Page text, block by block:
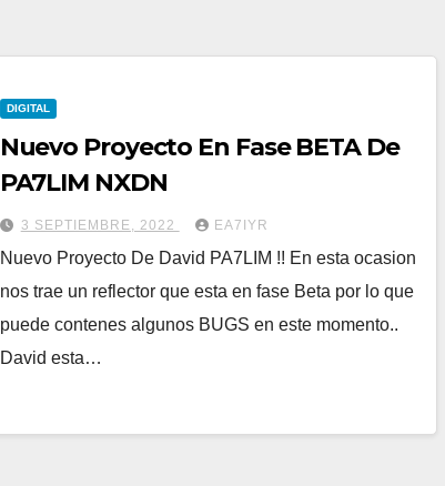
DIGITAL
Nuevo Proyecto En Fase BETA De
PA7LIM NXDN
3 SEPTIEMBRE, 2022 EA7IYR
Nuevo Proyecto De David PA7LIM !! En esta ocasion
nos trae un reflector que esta en fase Beta por lo que
puede contenes algunos BUGS en este momento..
David esta…